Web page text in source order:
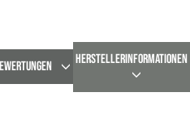
HERSTELLERINFORMATIONEN